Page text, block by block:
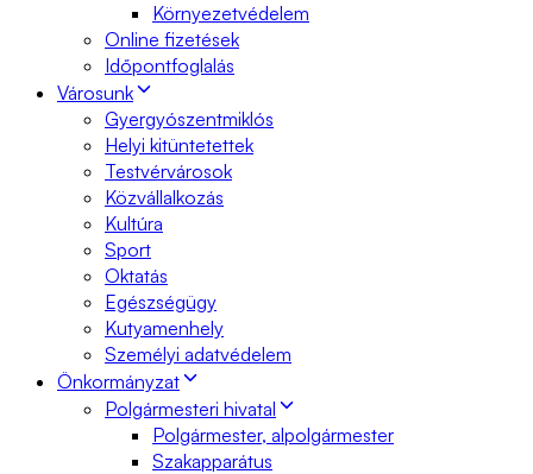
Környezetvédelem
Online fizetések
Időpontfoglalás
Városunk
Gyergyószentmiklós
Helyi kitüntetettek
Testvérvárosok
Közvállalkozás
Kultúra
Sport
Oktatás
Egészségügy
Kutyamenhely
Személyi adatvédelem
Önkormányzat
Polgármesteri hivatal
Polgármester, alpolgármester
Szakapparátus